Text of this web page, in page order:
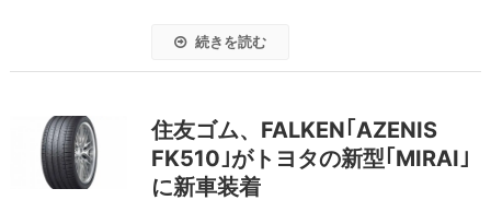
続きを読む
住友ゴム、FALKEN｢AZENIS
FK510｣がトヨタの新型｢MIRAI｣
に新車装着